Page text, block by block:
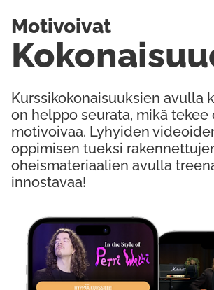
Kurssikokonaisuuksien avulla
on helppo seurata, mikä
motivoivaa. Lyhyiden
oppimisen tueksi
oheismateriaalien avulla
innostavaa!
Motivoivat